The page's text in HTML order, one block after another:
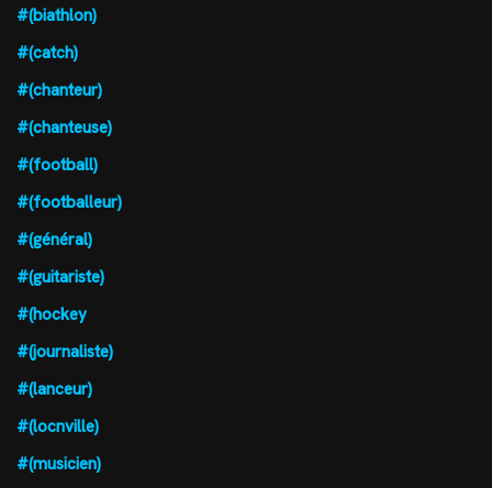
#(biathlon)
#(catch)
#(chanteur)
#(chanteuse)
#(football)
#(footballeur)
#(général)
#(guitariste)
#(hockey
#(journaliste)
#(lanceur)
#(locnville)
#(musicien)